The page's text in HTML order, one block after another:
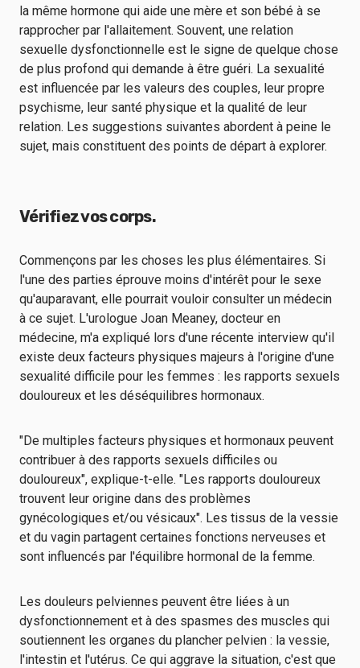
la même hormone qui aide une mère et son bébé à se
rapprocher par l'allaitement. Souvent, une relation
sexuelle dysfonctionnelle est le signe de quelque chose
de plus profond qui demande à être guéri. La sexualité
est influencée par les valeurs des couples, leur propre
psychisme, leur santé physique et la qualité de leur
relation. Les suggestions suivantes abordent à peine le
sujet, mais constituent des points de départ à explorer.
Vérifiez vos corps.
Commençons par les choses les plus élémentaires. Si
l'une des parties éprouve moins d'intérêt pour le sexe
qu'auparavant, elle pourrait vouloir consulter un médecin
à ce sujet. L'urologue Joan Meaney, docteur en
médecine, m'a expliqué lors d'une récente interview qu'il
existe deux facteurs physiques majeurs à l'origine d'une
sexualité difficile pour les femmes : les rapports sexuels
douloureux et les déséquilibres hormonaux.
"De multiples facteurs physiques et hormonaux peuvent
contribuer à des rapports sexuels difficiles ou
douloureux", explique-t-elle. "Les rapports douloureux
trouvent leur origine dans des problèmes
gynécologiques et/ou vésicaux". Les tissus de la vessie
et du vagin partagent certaines fonctions nerveuses et
sont influencés par l'équilibre hormonal de la femme.
Les douleurs pelviennes peuvent être liées à un
dysfonctionnement et à des spasmes des muscles qui
soutiennent les organes du plancher pelvien : la vessie,
l'intestin et l'utérus. Ce qui aggrave la situation, c'est que